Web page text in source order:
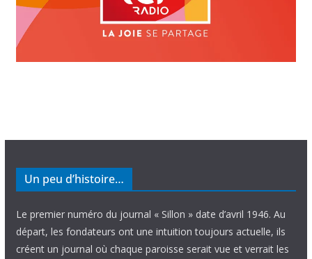
Un peu d’histoire…
Le premier numéro du journal « Sillon » date d’avril 1946. Au
départ, les fondateurs ont une intuition toujours actuelle, ils
créent un journal où chaque paroisse serait vue et verrait les